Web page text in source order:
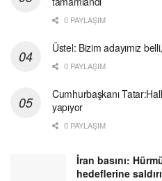
0 PAYLAŞIM
Üstel: Bizim adayımız
0 PAYLAŞIM
Cumhurbaşkanı
yapıyor
0 PAYLAŞIM
İran basını:
hedeflerine